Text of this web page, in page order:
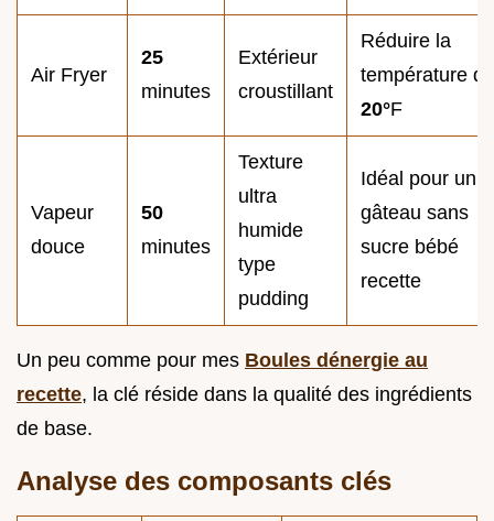
Air Fryer
25
minutes
Extérieur
croustillant
Réduire la
température de
20°F
Vapeur
douce
50
minutes
Texture
ultra
humide
type
pudding
Idéal pour un
gâteau sans
sucre bébé
recette
Un peu comme pour mes Boules dénergie au
recette, la clé réside dans la qualité des ingrédients
de base.
Analyse des composants clés